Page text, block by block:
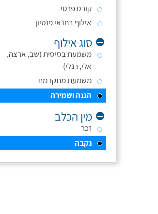
קורס פרטי
אילוף בתנאי פנסיון
סוג אילוף
משמעת בסיסית (שב, ארצה,
אלי, רגלי)
משמעת מתקדמת
הגנה ושמירה
מין הכלב
זכר
נקבה